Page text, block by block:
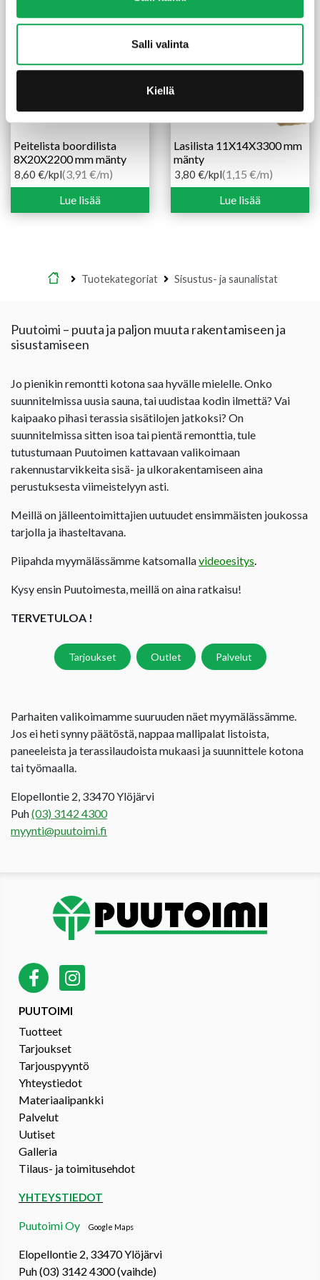
Salli valinta
Kiellä
Peitelista boordilista
8X20X2200 mm mänty
8,60 €/kpl(3,91 €/m)
Lue lisää
Lasilista 11X14X3300 mm
mänty
3,80 €/kpl(1,15 €/m)
Lue lisää
Etusivu
Tuotekategoriat Sisustus- ja saunalistat
Puutoimi – puuta ja paljon muuta rakentamiseen ja
sisustamiseen
Jo pienikin remontti kotona saa hyvälle mielelle. Onko
suunnitelmissa uusia sauna, tai uudistaa kodin ilmettä? Vai
kaipaako pihasi terassia sisätilojen jatkoksi? On
suunnitelmissa sitten isoa tai pientä remonttia, tule
tutustumaan Puutoimen kattavaan valikoimaan
rakennustarvikkeita sisä- ja ulkorakentamiseen aina
perustuksesta viimeistelyyn asti.
Meillä on jälleentoimittajien uutuudet ensimmäisten joukossa
tarjolla ja ihasteltavana.
Piipahda myymälässämme katsomallavideoesitys.
Kysy ensin Puutoimesta, meillä on aina ratkaisu!
TERVETULOA !
Tarjoukset Outlet Palvelut
Parhaiten valikoimamme suuruuden näet myymälässämme.
Jos ei heti synny päätöstä, nappaa mallipalat listoista,
paneeleista ja terassilaudoista mukaasi ja suunnittele kotona
tai työmaalla.
Elopellontie 2, 33470 Ylöjärvi
Puh(03) 3142 4300
myynti@puutoimi.fi
PUUTOIMI
Tuotteet
Tarjoukset
Tarjouspyyntö
Yhteystiedot
Materiaalipankki
Palvelut
Uutiset
Galleria
Tilaus- ja toimitusehdot
YHTEYSTIEDOT
Puutoimi OyGoogle Maps
Elopellontie 2, 33470 Ylöjärvi
Puh (03) 3142 4300 (vaihde)